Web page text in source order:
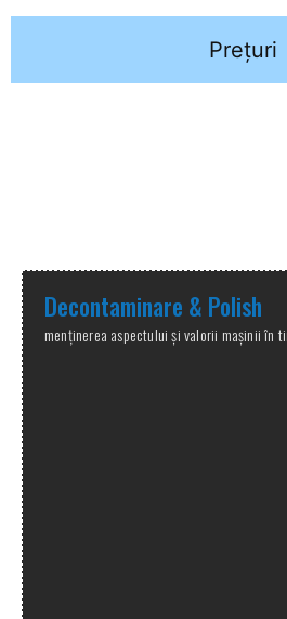
Prețuri
Decontaminare & Polish
menținerea aspectului și valorii mașinii în